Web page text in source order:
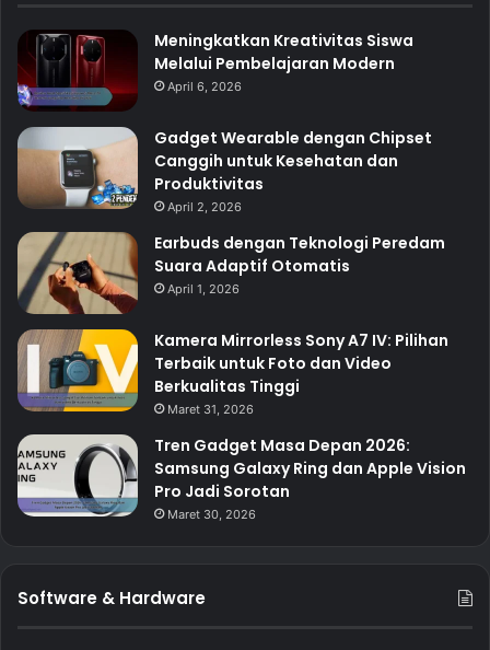
Meningkatkan Kreativitas Siswa
Melalui Pembelajaran Modern
April 6, 2026
Gadget Wearable dengan Chipset
Canggih untuk Kesehatan dan
Produktivitas
April 2, 2026
Earbuds dengan Teknologi Peredam
Suara Adaptif Otomatis
April 1, 2026
Kamera Mirrorless Sony A7 IV: Pilihan
Terbaik untuk Foto dan Video
Berkualitas Tinggi
Maret 31, 2026
Tren Gadget Masa Depan 2026:
Samsung Galaxy Ring dan Apple Vision
Pro Jadi Sorotan
Maret 30, 2026
Software & Hardware